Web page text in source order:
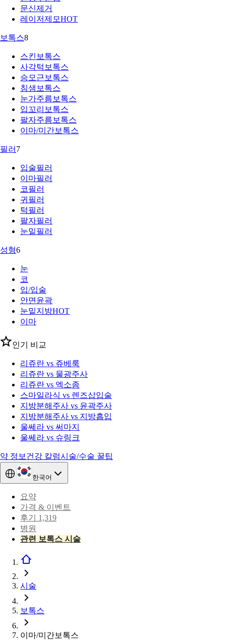
문신제거
레이저제모HOT
보톡스8
스킨보톡스
사각턱보톡스
승모근보톡스
침샘보톡스
눈가주름보톡스
입꼬리보톡스
팔자주름보톡스
이마/미간보톡스
필러 7
입술필러
이마필러
코필러
귀필러
턱필러
팔자필러
눈밑필러
성형6
눈
코
입/입술
안면윤곽
눈밑지방HOT
이마
인기 비교
리쥬란 vs 쥬베룩
리쥬란 vs 물광주사
리쥬란 vs 엑소좀
스마일라식 vs 렌즈삽입술
지방분해주사 vs 윤곽주사
지방분해주사 vs 지방흡입
울쎄라 vs 써마지
울쎄라 vs 슈링크
약 정보 건강 칼럼시술/수술 꿀팁
한국어
요약
가격 & 이벤트
후기 1,319
병원
관련 보톡스 시술
시술
보톡스
이마/미간보톡스